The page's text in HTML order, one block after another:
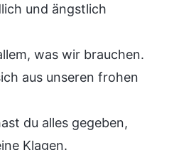
und ängstlich
was wir brauchen.
aus unseren frohen
du alles gegeben,
Klagen.